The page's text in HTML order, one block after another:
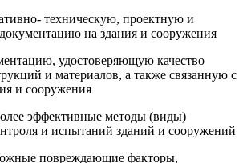
техническую, проектную и
на здания и сооружения
удостоверяющую качество
и материалов, а также связанную с
и сооружения
эффективные методы (виды)
и испытаний зданий и сооружений
повреждающие факторы,